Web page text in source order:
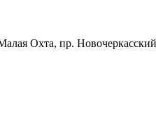
Охта, пр.